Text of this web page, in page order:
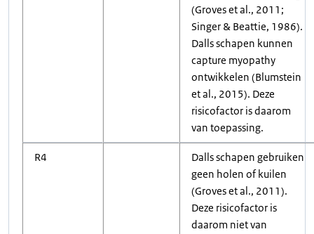
(Groves et al., 2011;
Singer & Beattie, 1986).
Dalls schapen kunnen
capture myopathy
ontwikkelen (Blumstein
et al., 2015). Deze
risicofactor is daarom
van toepassing.
R4
Dalls schapen gebruiken
geen holen of kuilen
(Groves et al., 2011).
Deze risicofactor is
daarom niet van